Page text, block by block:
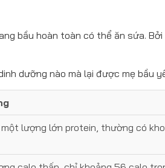
bầu hoàn toàn có thể ăn sứa.
dưỡng nào mà lại được mẹ bầu
lượng lớn protein, thường có